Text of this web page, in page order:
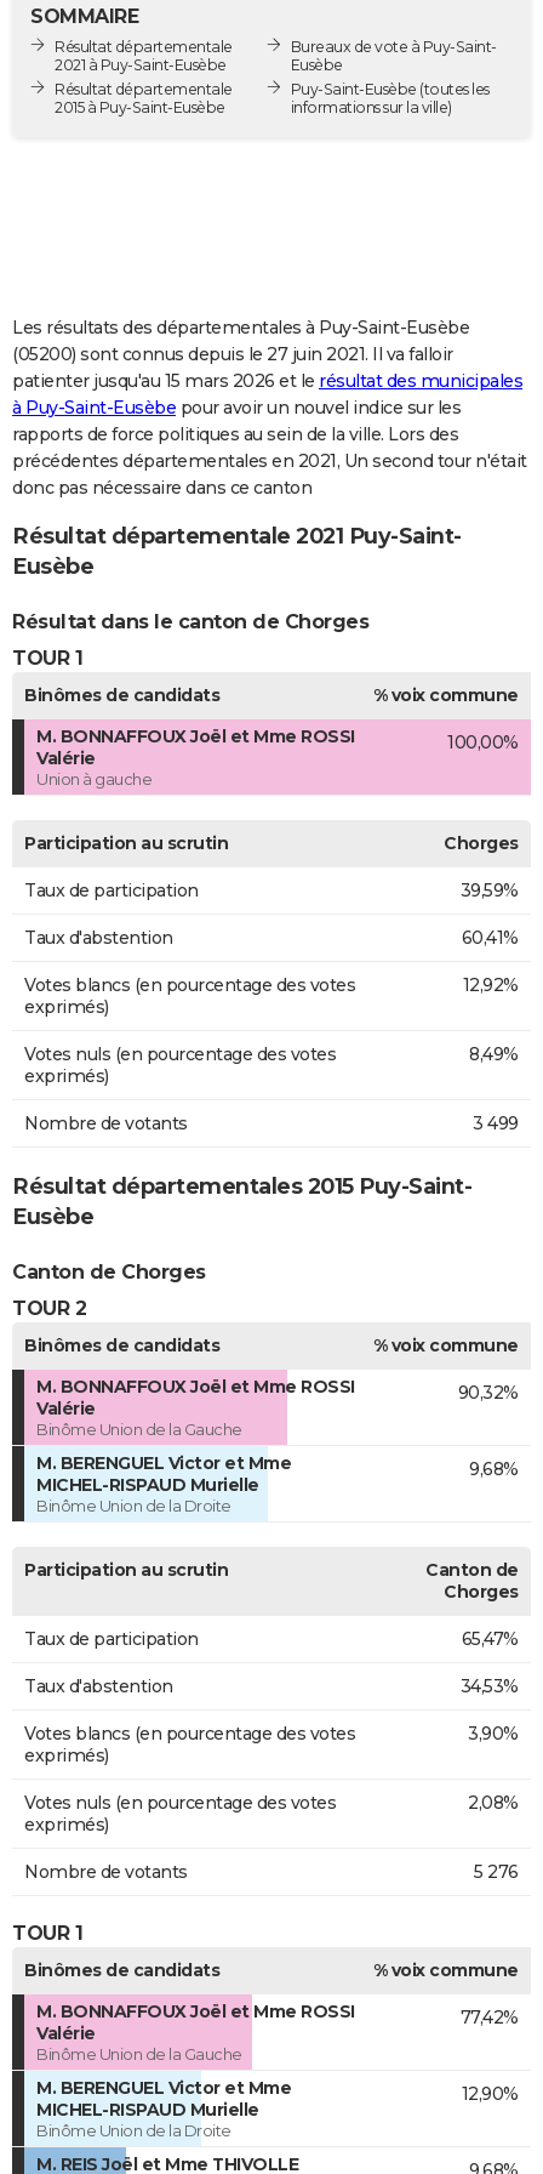
Destinations
City break
Voyage nature
Voyage de noces
Forum
Climat
GUIDES D'ACHAT
COPAINS D'AVANT
S'inscrire
Se connecter
Collèges
Primaires
Universités
Entreprises
Service militaire
Avis de recherche
AVIS DE DÉCÈS
FORUM
Bricolage
Lifestyle
Culture
Sport
Auto
Television
Voyage
Cinema
SOMMAIRE
Résultat départementale
2021 à Puy-Saint-Eusèbe
Résultat départementale
2015 à Puy-Saint-Eusèbe
Bureaux de vote à Puy-Saint-
Eusèbe
Puy-Saint-Eusèbe (toutes les
informations sur la ville)
Les résultats des départementales à Puy-Saint-Eusèbe
(05200) sont connus depuis le 27 juin 2021. Il va falloir
patienter jusqu'au 15 mars 2026 et le résultat des municipales
à Puy-Saint-Eusèbe pour avoir un nouvel indice sur les
rapports de force politiques au sein de la ville. Lors des
précédentes départementales en 2021, Un second tour n'était
donc pas nécessaire dans ce canton
Résultat départementale 2021 Puy-Saint-
Eusèbe
Résultat dans le canton de Chorges
TOUR 1
Binômes de candidats
% voix commune
M. BONNAFFOUX Joël et Mme ROSSI
Valérie
Union à gauche
100,00%
Participation au scrutin Chorges
Taux de participation 39,59%
Taux d'abstention 60,41%
Votes blancs (en pourcentage des votes
exprimés)
12,92%
Votes nuls (en pourcentage des votes
exprimés)
8,49%
Nombre de votants 3 499
Résultat départementales 2015 Puy-Saint-
Eusèbe
Canton de Chorges
TOUR 2
Binômes de candidats
% voix commune
M. BONNAFFOUX Joël et Mme ROSSI
Valérie
Binôme Union de la Gauche
90,32%
M. BERENGUEL Victor et Mme
MICHEL-RISPAUD Murielle
Binôme Union de la Droite
9,68%
Participation au scrutin
Canton de
Chorges
Taux de participation 65,47%
Taux d'abstention 34,53%
Votes blancs (en pourcentage des votes
exprimés)
3,90%
Votes nuls (en pourcentage des votes
exprimés)
2,08%
Nombre de votants 5 276
TOUR 1
Binômes de candidats
% voix commune
M. BONNAFFOUX Joël et Mme ROSSI
Valérie
Binôme Union de la Gauche
77,42%
M. BERENGUEL Victor et Mme
MICHEL-RISPAUD Murielle
Binôme Union de la Droite
12,90%
M. REIS Joël et Mme THIVOLLE